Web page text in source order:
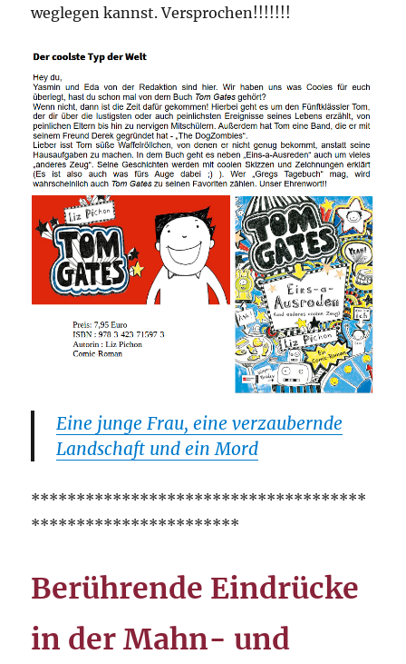
weglegen kannst. Versprochen!!!!!!!
Eine junge Frau, eine verzaubernde
Landschaft und ein Mord
*************************************
***********************
Berührende Eindrücke
in der Mahn- und